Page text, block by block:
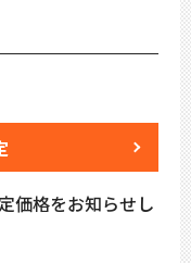
価格をお知らせし